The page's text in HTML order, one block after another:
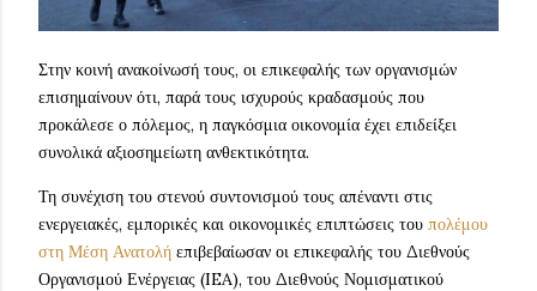
Στην κοινή ανακοίνωσή τους, οι επικεφαλής των οργανισμών
επισημαίνουν ότι, παρά τους ισχυρούς κραδασμούς που
προκάλεσε ο πόλεμος, η παγκόσμια οικονομία έχει επιδείξει
συνολικά αξιοσημείωτη ανθεκτικότητα.
Τη συνέχιση του στενού συντονισμού τους απέναντι στις
ενεργειακές, εμπορικές και οικονομικές επιπτώσεις του πολέμου
στη Μέση Ανατολή επιβεβαίωσαν οι επικεφαλής του Διεθνούς
Οργανισμού Ενέργειας (IEA), του Διεθνούς Νομισματικού